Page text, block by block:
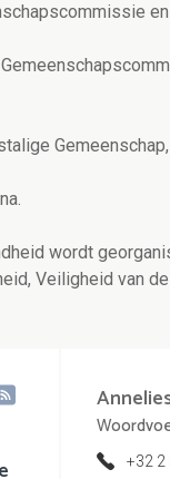
Gemeenschap,
wordt
Veiligheid van
+32 2